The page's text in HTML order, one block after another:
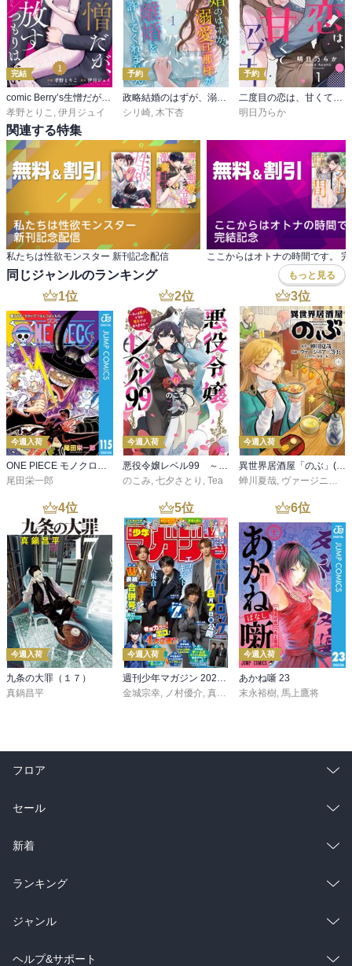
完結
孝野とりこ
伊月ジュイ
予約
シリ崎 木下杏
予約
明日乃らか
関連する特集
私たちは性欲モンスター 新刊記念配信 ここからはオトナの時間です。
同じジャンルのランキング もっと見る
1位
今週入荷
ONE PIECE モノクロ版 115
尾田栄一郎
2位
今週入荷
悪役令嬢レベル99 ～私は裏ボスですが魔王ではありません～ その６
のこみ, 七夕さとり , Tea
3位
今週入荷
異世界居酒屋「のぶ」(22)
蝉川夏哉, ヴァージニア二等兵
4位
今週入荷
九条の大罪（１７）
真鍋昌平
5位
今週入荷
金城宗幸
ノ村優介 真島ヒロ ,宮島礼吏, 新川直司
6位
今週入荷
あかね噺 23
末永裕樹 馬上鷹将
フロア
総合
ラノベ
雑誌・グラビア
BL・TL
セール
総合
ラノベ
雑誌・グラビア
BL・TL
新着
総合
ラノベ
雑誌・グラビア
ランキング
総合
ラノベ
ジャンル
コミック
ヘルプ&サポート